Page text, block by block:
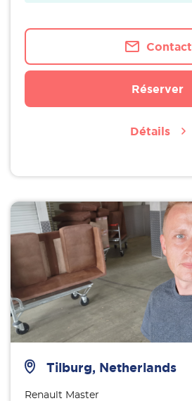
Contact
Réserver
Détails
Tilburg, Netherlands
Renault Master